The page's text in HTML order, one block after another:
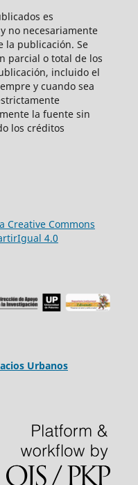
es
no necesariamente
la publicación. Se
parcial o total de los
incluido el
y cuando sea
la fuente sin
los créditos
Creative Commons
4.0
Urbanos